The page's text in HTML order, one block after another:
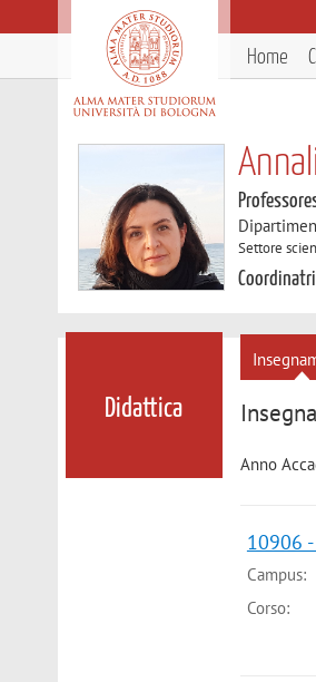
Home
Settore
Didattica
Anno
10906
Campus:
Corso: